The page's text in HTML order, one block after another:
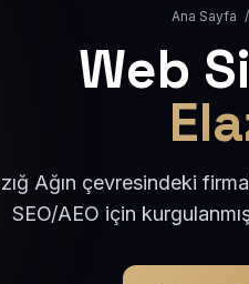
Ana Sayfa /
Web
Ağın çevresindeki
SEO/AEO için